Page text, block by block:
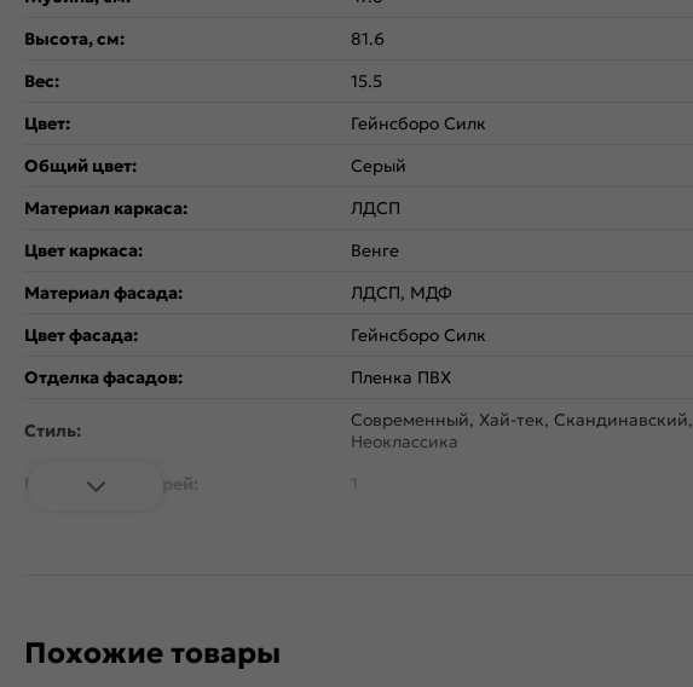
Высота, см:
81.6
Вес:
15.5
Цвет:
Гейнсборо Силк
Общий цвет:
Серый
Материал каркаса:
ЛДСП
Цвет каркаса:
Венге
Материал фасада:
ЛДСП, МДФ
Цвет фасада:
Гейнсборо Силк
Отделка фасадов:
Пленка ПВХ
Стиль:
Современный, Хай-тек, Скандинавский,
Неоклассика
Количество дверей:
1
Расположение:
Похожие товары